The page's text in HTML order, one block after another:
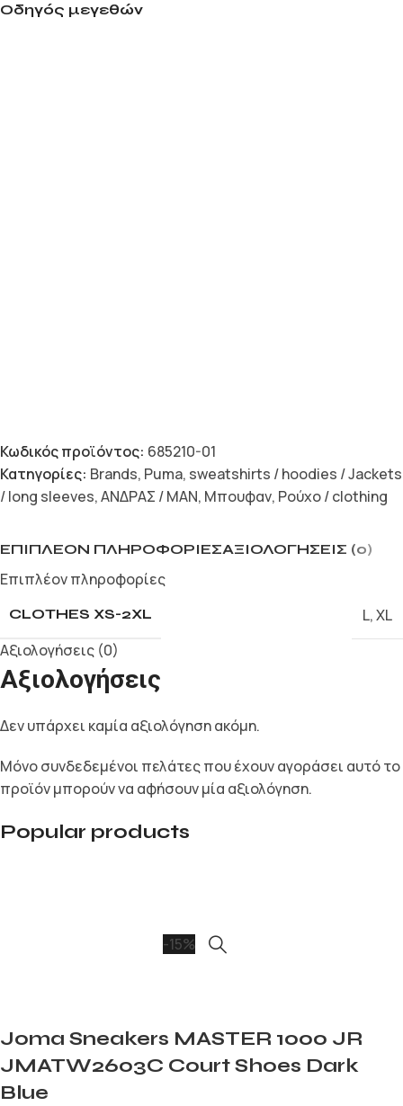
Οδηγός μεγεθών
Κωδικός προϊόντος: 685210-01
Κατηγορίες: Brands, Puma, sweatshirts / hoodies / Jackets
/ long sleeves,ΑΝΔΡΑΣ / MAN, Μπουφαν, Ρούχο / clothing
ΕΠΙΠΛΈΟΝ ΠΛΗΡΟΦΟΡΊΕΣΑΞΙΟΛΟΓΉΣΕΙΣ (0)
Επιπλέον πληροφορίες
CLOTHES XS-2XL L,XL
Αξιολογήσεις (0)
Αξιολογήσεις
Δεν υπάρχει καμία αξιολόγηση ακόμη.
Μόνο συνδεδεμένοι πελάτες που έχουν αγοράσει αυτό το
προϊόν μπορούν να αφήσουν μία αξιολόγηση.
Popular products
-15%
Joma Sneakers MASTER 1000 JR
JMATW2603C Court Shoes Dark
Blue